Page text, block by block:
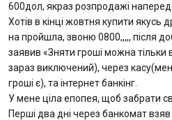
600дол, якраз розпродажі
Хотів в кінці жовтня купити якусь
на пройшла, звоню 0800,,,,, після
заявив «Зняти гроші можна тільки в
зараз виключений), через
гроші є), та інтернет банкінг.
У мене ціла епопея, щоб забрати
Перші два дні через банкомат